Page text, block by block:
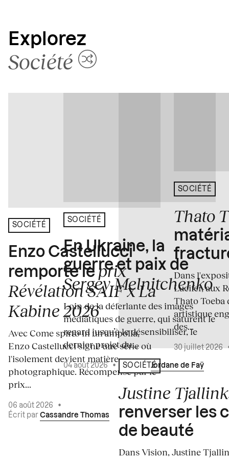
Explorez
Société
SOCIÉTÉ
Enzo Castellucci
remporte le prix
Révélation SAIF x La
Kabine 2026
Avec Come spirto in un'ampolla,
Enzo Castellucci signe une série où
l'isolement devient matière
photographique. Récompensé par le
prix...
06 août 2026
•
Écrit par Cassandre Thomas
SOCIÉTÉ
En Ukraine, la
guerre et paix de
Sergey Melnitchenko
Loin de la déferlante des images
médiatiques de guerre, qui saturent le
regard jusqu’à le désensibiliser, le
dernier projet du...
04 août 2026 • Écrit par Jordane de Faÿ
SOCIÉTÉ
Justine
renverser les
de beauté
Dans Vision, Justine
SOCIÉTÉ
Thato
Dans
Lucifer, aux
Thato Toeba
artistique
des...
30 juillet 2026